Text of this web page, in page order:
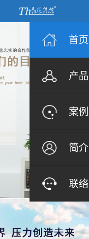
首页
产品
案例
简介
联络